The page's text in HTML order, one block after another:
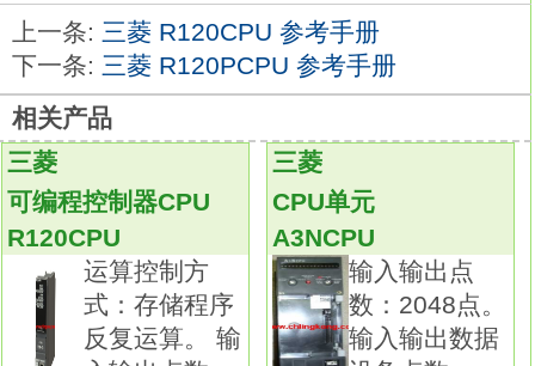
统）。
适合各种用途。
可通过固定张力无伸缩地放卷薄膜等卷绕物。
执行使用了高级同步控制的速度控制，
以使整条生产线保持同步。
可使用直接从视觉系统获取的工件位置，
进行运行过程中变更目标位置的高速运动控
制，减少定位时间R120ENCPU
可通过组合高级同步控制和速度/扭矩控制，
高速、高精度地进行各色印刷模块间的同步控
制。
上一条: 三菱 R120CPU 参考手册
下一条: 三菱 R120PCPU 参考手册
相关产品
三菱
可编程控制器CPU
R120CPU
运算控制方
式：存储程序
反复运算。 输
三菱
CPU单元
A3NCPU
输入输出点
数：2048点。
输入输出数据